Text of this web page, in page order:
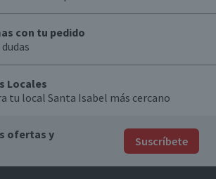
con tu pedido
Locales
tu local Santa Isabel más cercano
ofertas y
Suscríbete